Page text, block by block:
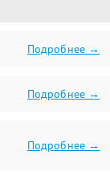
Подробнее →
Подробнее →
Подробнее →